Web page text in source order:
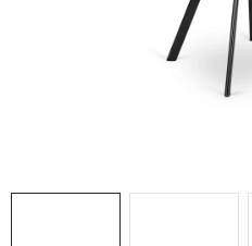
ZÁHRADNÝ NÁBYTOK
STOJANY A REGÁLY